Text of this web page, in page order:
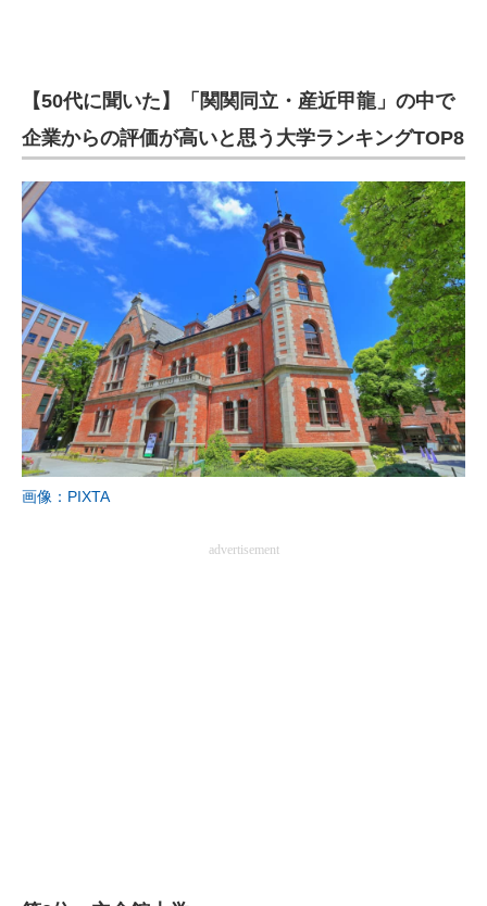
【50代に聞いた】「関関同立・産近甲龍」の中で
企業からの評価が高いと思う大学ランキングTOP8
画像：PIXTA
advertisement